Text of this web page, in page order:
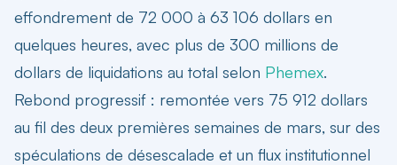
effondrement de 72 000 à 63 106 dollars en
quelques heures, avec plus de 300 millions de
dollars de liquidations au total selon Phemex.
Rebond progressif : remontée vers 75 912 dollars
au fil des deux premières semaines de mars, sur des
spéculations de désescalade et un flux institutionnel